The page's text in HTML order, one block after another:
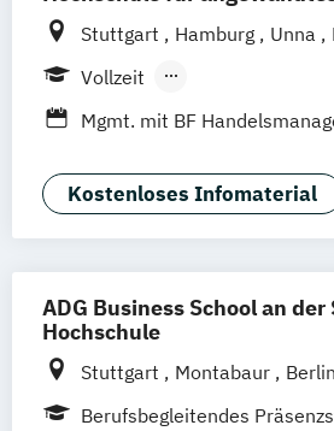
Stuttgart Hamburg Unna
Ismaning
Nürnberg
Vollzeit
Berufsbegleitendes
Mgmt. mit BF
Social Media Studies
Kostenloses Infomaterial
ADG Business School an
Hochschule
Stuttgart Montabaur Berlin
München
Dortmund 100
Berufsbegleitendes